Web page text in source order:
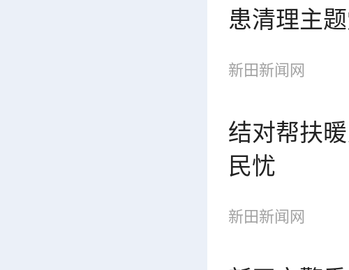
患清理主
新田新闻网
结对帮扶
民忧
新田新闻网